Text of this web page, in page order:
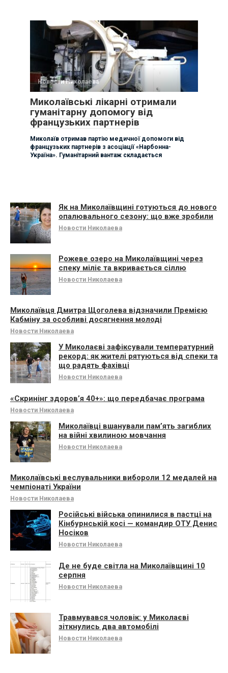
Новости Николаева
Миколаївські лікарні отримали
гуманітарну допомогу від
французьких партнерів
Миколаїв отримав партію медичної допомоги від
французьких партнерів з асоціації «Нарбонна-
Україна». Гуманітарний вантаж складається
Як на Миколаївщині готуються до нового
опалювального сезону: що вже зробили
Новости Николаева
Рожеве озеро на Миколаївщині через
спеку міліє та вкривається сіллю
Новости Николаева
Миколаївця Дмитра Щоголева відзначили Премією
Кабміну за особливі досягнення молоді
Новости Николаева
У Миколаєві зафіксували температурний
рекорд: як жителі рятуються від спеки та
що радять фахівці
Новости Николаева
«Скринінг здоров’я 40+»: що передбачає програма
Новости Николаева
Миколаївці вшанували памʼять загиблих
на війні хвилиною мовчання
Новости Николаева
Миколаївські веслувальники вибороли 12 медалей на
чемпіонаті України
Новости Николаева
Російські війська опинилися в пастці на
Кінбурнській косі — командир ОТУ Денис
Носіков
Новости Николаева
Де не буде світла на Миколаївщині 10
серпня
Новости Николаева
Травмувався чоловік: у Миколаєві
зіткнулись два автомобілі
Новости Николаева